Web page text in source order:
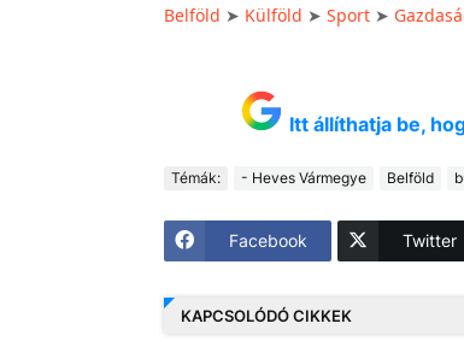
Belföld ➤ Külföld ➤ Sport➤
Itt állíthatja be,
Témák: - Heves Vármegye Belföld
Facebook Twitter
KAPCSOLÓDÓ CIKKEK